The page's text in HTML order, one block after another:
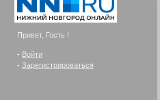
Привет, Гость !
- Войти
- Зарегистрироваться